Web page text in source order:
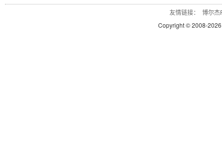
友情链接：
博尔杰
Copyright © 2008-2026